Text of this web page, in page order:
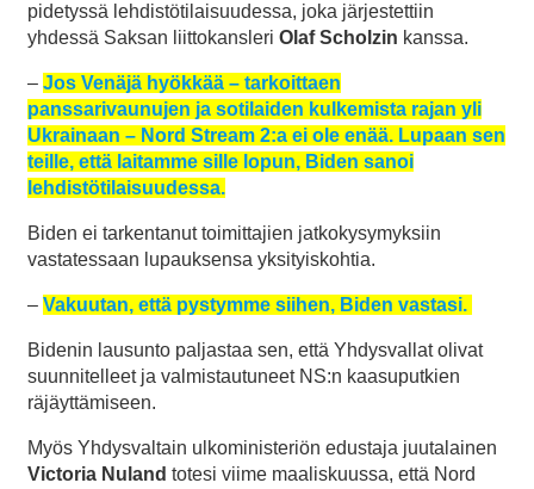
pidetyssä lehdistötilaisuudessa, joka järjestettiin
yhdessä Saksan liittokansleri Olaf Scholzin kanssa.
– Jos Venäjä hyökkää – tarkoittaen
panssarivaunujen ja sotilaiden kulkemista rajan yli
Ukrainaan – Nord Stream 2:a ei ole enää. Lupaan sen
teille, että laitamme sille lopun, Biden sanoi
lehdistötilaisuudessa.
Biden ei tarkentanut toimittajien jatkokysymyksiin
vastatessaan lupauksensa yksityiskohtia.
– Vakuutan, että pystymme siihen, Biden vastasi.
Bidenin lausunto paljastaa sen, että Yhdysvallat olivat
suunnitelleet ja valmistautuneet NS:n kaasuputkien
räjäyttämiseen.
Myös Yhdysvaltain ulkoministeriön edustaja juutalainen
Victoria Nuland totesi viime maaliskuussa, että Nord